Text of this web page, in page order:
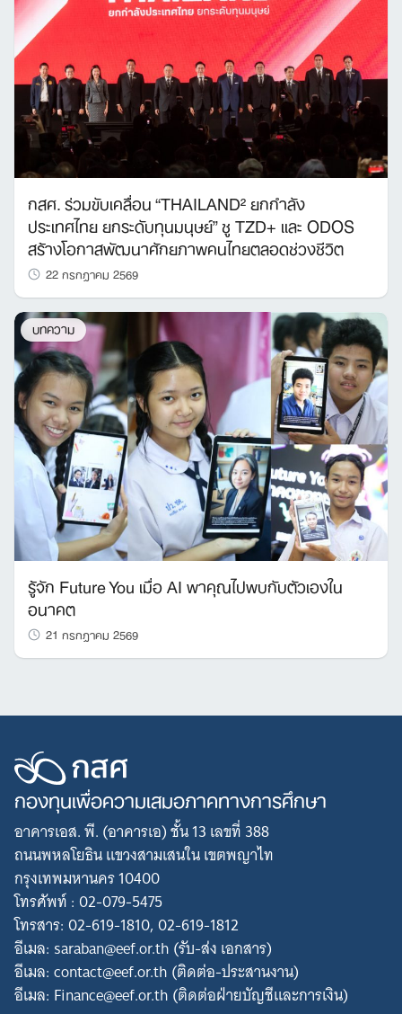
กสศ. ร่วมขับเคลื่อน “THAILAND² ยกกำลัง
ประเทศไทย ยกระดับทุนมนุษย์” ชู TZD+ และ ODOS
สร้างโอกาสพัฒนาศักยภาพคนไทยตลอดช่วงชีวิต
22 กรกฎาคม 2569
บทความ
รู้จัก Future You เมื่อ AI พาคุณไปพบกับตัวเองใน
อนาคต
21 กรกฎาคม 2569
กองทุนเพื่อความเสมอภาคทางการศึกษา
อาคารเอส. พี. (อาคารเอ) ชั้น 13 เลขที่ 388
ถนนพหลโยธิน แขวงสามเสนใน เขตพญาไท
กรุงเทพมหานคร 10400
โทรศัพท์ : 02-079-5475
โทรสาร: 02-619-1810, 02-619-1812
อีเมล: saraban@eef.or.th (รับ-ส่ง เอกสาร)
อีเมล: contact@eef.or.th (ติดต่อ-ประสานงาน)
อีเมล: Finance@eef.or.th (ติดต่อฝ่ายบัญชีและการเงิน)